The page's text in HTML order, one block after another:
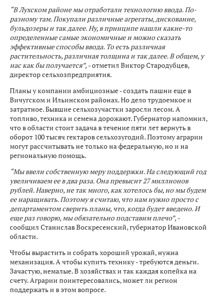
“В Лухском районе мы отработали технологию ввода. По-
разному там. Покупали различные агрегаты, дискование,
бульдозеры и так далее. Ну, в принципе нашли какие-то
определенные самые экономичные и можно сказать
эффективные способы ввода. То есть различная
растительность, различная толщина и так далее. В общем, у
нас как бы получается”, - отметил Виктор Стародубцев,
директор сельхозпредприятия.
Планы у компании амбициозные - создать пашни еще в
Вичугском и Ильинском районах. Но дело трудоемкое и
затратное. Бывшие сельхозучастки заросли лесом. А
топливо, техника и семена дорожают. Губернатор напомнил,
что в области стоит задача в течение пяти лет вернуть в
оборот 100 тысяч гектаров сельхозугодий. Поэтому аграрии
могут рассчитывать не только на федеральную, но и на
региональную помощь.
“Мы ввели собственную меру поддержки. На следующий год
увеличиваем ее в два раза. Она превысит 27 миллионов
рублей. Наверно, не так много, как хотелось бы, но мы будем
ее наращивать. Поэтому я считаю, что нам нужно просто с
департаментом сверить планы, что, когда будет введено. И
еще раз говорю, мы обязательно подставим плечо”, -
сообщил Станислав Воскресенский, губернатор Ивановской
области.
Чтобы вырастить и собрать хороший урожай, нужна
механизация. А чтобы купить технику - требуются деньги.
Зачастую, немалые. В хозяйствах и так каждая копейка на
счету. Аграрии поинтересовались, может ли регион
поддержать и в этом вопросе.